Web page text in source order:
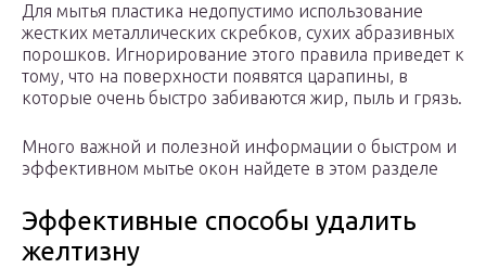
Для мытья пластика недопустимо использование
жестких металлических скребков, сухих абразивных
порошков. Игнорирование этого правила приведет к
тому, что на поверхности появятся царапины, в
которые очень быстро забиваются жир, пыль и грязь.
Много важной и полезной информации о быстром и
эффективном мытье окон найдете в этом разделе
Эффективные способы удалить
желтизну